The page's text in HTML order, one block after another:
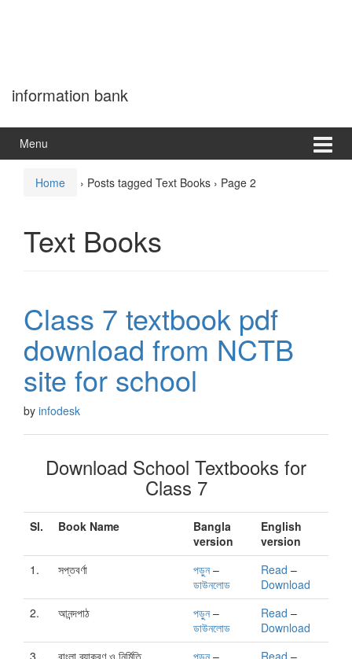
information bank
Menu
Home › Posts tagged Text Books › Page 2
Text Books
Class 7 textbook pdf
download from NCTB
site for school
by infodesk
Download School Textbooks for
Class 7
Sl. Book Name
Bangla
version
English
version
1.
সপ্তবর্ণা পড়ুন–
ডাউনলোড
Read –
Download
2.
আনন্দপাঠ পড়ুন–
ডাউনলোড
Read –
Download
3.
বাংলা ব্যাকরণ ও নির্মিতি পড়ুন–
Read –